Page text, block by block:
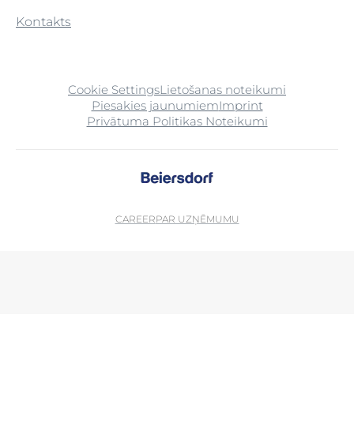
Kontakts
Cookie SettingsLietošanas noteikumi
Piesakies jaunumiemImprint
Privātuma Politikas Noteikumi
CAREERPAR UZŅĒMUMU